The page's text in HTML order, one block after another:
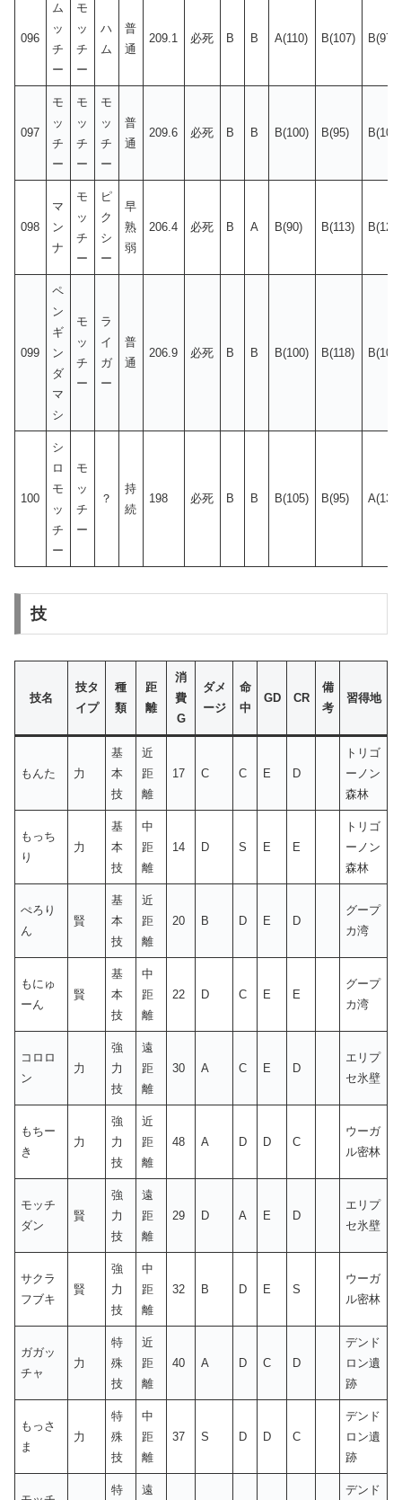
096
ム
ッ
チ
ー
モ
ッ
チ
ー
ハ
ム
普
通
209.1 必死 B B A(110) B(107) B(97)
097
モ
ッ
チ
ー
モ
ッ
チ
ー
モ
ッ
チ
ー
普
通
209.6 必死 B B B(100) B(95) B(105)
098
マ
ン
ナ
モ
ッ
チ
ー
ピ
ク
シ
ー
早
熟
弱
206.4 必死 B A B(90) B(113) B(127)
099
ペ
ン
ギ
ン
ダ
マ
シ
モ
ッ
チ
ー
ラ
イ
ガ
ー
普
通
206.9 必死 B B B(100) B(118) B(105)
100
シ
ロ
モ
ッ
チ
ー
モ
ッ
チ
ー
？
持
続
198 必死 B B B(105) B(95) A(135)
技
技名
技タ
イプ
種
類
距
離
消
費
G
ダメ
ージ
命
中
GD CR
備
考
習得地
もんた 力
基
本
技
近
距
離
17 C C E D
トリゴ
ーノン
森林
もっち
り
力
基
本
技
中
距
離
14 D S E E
トリゴ
ーノン
森林
ぺろり
ん
賢
基
本
技
近
距
離
20 B D E D
グープ
カ湾
もにゅ
ーん
賢
基
本
技
中
距
離
22 D C E E
グープ
カ湾
コロロ
ン
力
強
力
技
遠
距
離
30 A C E D
エリプ
セ氷壁
もちー
き
力
強
力
技
近
距
離
48 A D D C
ウーガ
ル密林
モッチ
ダン
賢
強
力
技
遠
距
離
29 D A E D
エリプ
セ氷壁
サクラ
フブキ
賢
強
力
技
中
距
離
32 B D E S
ウーガ
ル密林
ガガッ
チャ
力
特
殊
技
近
距
離
40 A D C D
デンド
ロン遺
跡
もっさ
ま
力
特
殊
技
中
距
離
37 S D D C
デンド
ロン遺
跡
特 遠 デンド